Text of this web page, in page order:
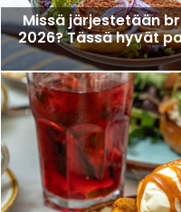
Missä järjestetään
2026? Tässä hyvät